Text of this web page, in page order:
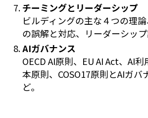
チーミングとリーダーシップ
ビルディングの主な４つの理
の誤解と対応、リーダーシップ
AIガバナンス
OECD AI原則、EU AI Act、AI
本原則、COSO17原則とAIガバ
ど。